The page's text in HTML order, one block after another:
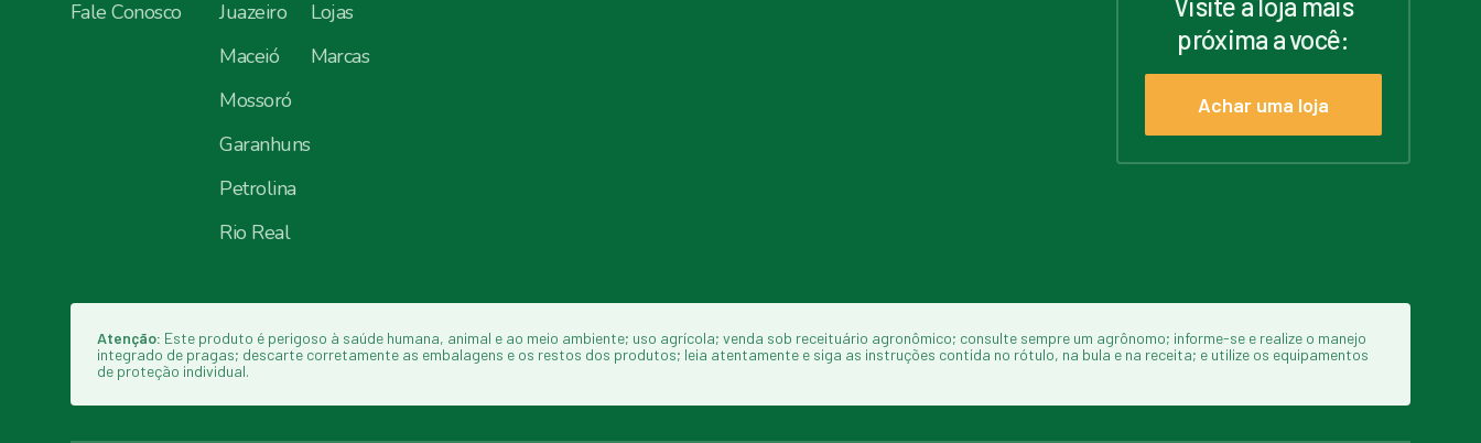
Fale Conosco
Juazeiro
Maceió
Mossoró
Garanhuns
Petrolina
Rio Real
Lojas
Marcas
próxima a você:
Achar uma loja
Atenção: Este produto é perigoso à saúde humana, animal e ao meio ambiente; uso agrícola; venda sob receituário agronômico; consulte sempre um agrônomo; informe-se e realize o manejo
integrado de pragas; descarte corretamente as embalagens e os restos dos produtos; leia atentamente e siga as instruções contida no rótulo, na bula e na receita; e utilize os equipamentos
de proteção individual.